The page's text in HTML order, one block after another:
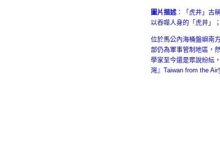
圖片描述 ：「虎井」古
以吞噬人身的「虎井」
位於馬公內海桶盤嶼南
部仍為軍事管制地區，
學家至今還是眾說紛紜
灣』Taiwan from the